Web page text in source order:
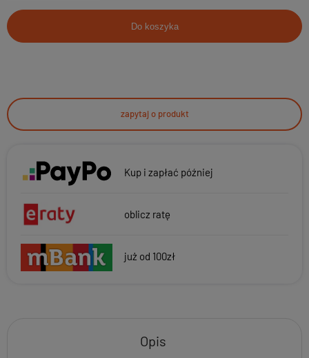
Do koszyka
zapytaj o produkt
Kup i zapłać później
oblicz ratę
już od 100zł
Opis